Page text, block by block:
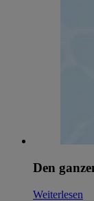
Den
Weiterlesen